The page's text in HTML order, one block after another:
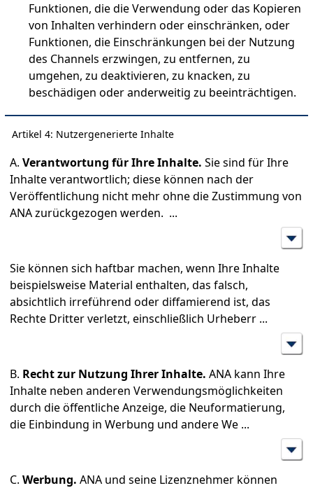
Funktionen, die die Verwendung oder das Kopieren
von Inhalten verhindern oder einschränken, oder
Funktionen, die Einschränkungen bei der Nutzung
des Channels erzwingen, zu entfernen, zu
umgehen, zu deaktivieren, zu knacken, zu
beschädigen oder anderweitig zu beeinträchtigen.
Artikel 4: Nutzergenerierte Inhalte
A. Verantwortung für Ihre Inhalte. Sie sind für Ihre
Inhalte verantwortlich; diese können nach der
Veröffentlichung nicht mehr ohne die Zustimmung von
ANA zurückgezogen werden. ...
Sie können sich haftbar machen, wenn Ihre Inhalte
beispielsweise Material enthalten, das falsch,
absichtlich irreführend oder diffamierend ist, das
Rechte Dritter verletzt, einschließlich Urheberr ...
B. Recht zur Nutzung Ihrer Inhalte. ANA kann Ihre
Inhalte neben anderen Verwendungsmöglichkeiten
durch die öffentliche Anzeige, die Neuformatierung,
die Einbindung in Werbung und andere We ...
C. Werbung. ANA und seine Lizenznehmer können